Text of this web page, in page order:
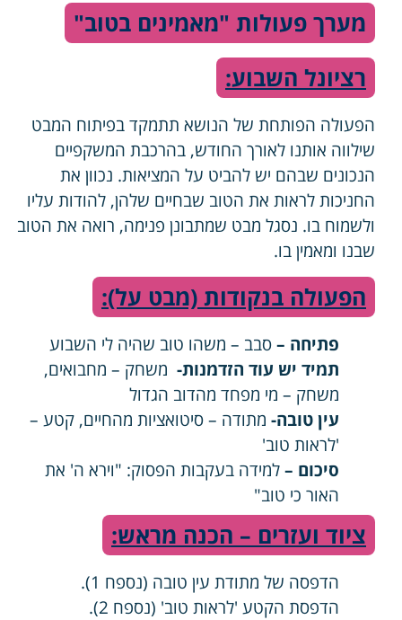
מערך פעולות "מאמינים בטוב"
רציונל השבוע:
הפעולה הפותחת של הנושא תתמקד בפיתוח המבט
שילווה אותנו לאורך החודש, בהרכבת המשקפיים
הנכונים שבהם יש להביט על המציאות. נכוון את
החניכות לראות את הטוב שבחיים שלהן, להודות עליו
ולשמוח בו. נסגל מבט שמתבונן פנימה, רואה את הטוב
שבנו ומאמין בו.
הפעולה בנקודות (מבט על):
פתיחה –סבב – משהו טוב שהיה לי השבוע
תמיד יש עוד הזדמנות- משחק – מחבואים,
משחק – מי מפחד מהדוב הגדול
עין טובה- מתודה – סיטואציות מהחיים, קטע –
'לראות טוב'
סיכום –למידה בעקבות הפסוק: "וירא ה' את
האור כי טוב"
ציוד ועזרים – הכנה מראש:
הדפסה של מתודת עין טובה (נספח 1).
הדפסת הקטע 'לראות טוב' (נספח 2).